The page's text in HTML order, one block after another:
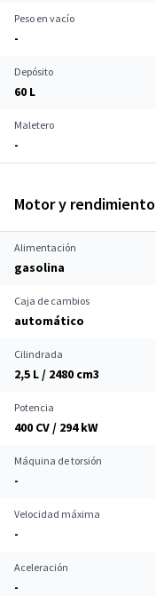
Peso en vacío
-
Depósito
60 L
Maletero
-
Motor y rendimiento
Alimentación
gasolina
Caja de cambios
automático
Cilindrada
2,5 L / 2480 cm3
Potencia
400 CV / 294 kW
Máquina de torsión
-
Velocidad máxima
-
Aceleración
-